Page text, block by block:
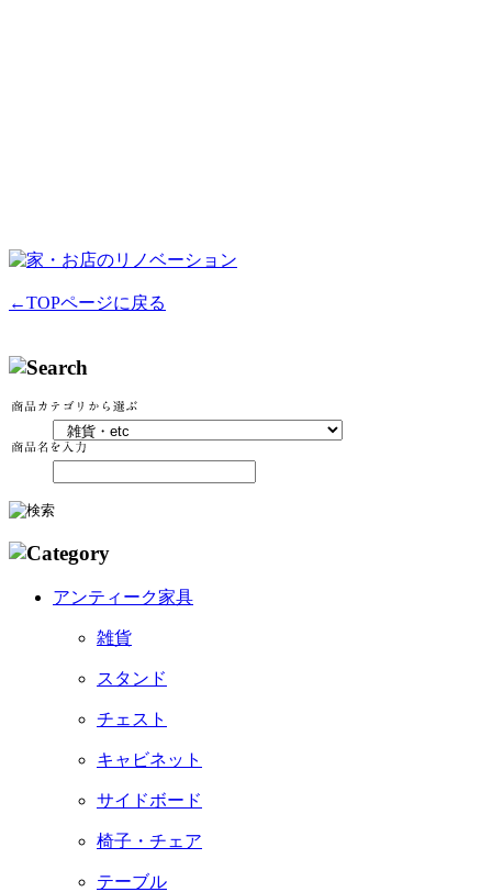
←TOPページに戻る
アンティーク家具
雑貨
スタンド
チェスト
キャビネット
サイドボード
椅子・チェア
テーブル